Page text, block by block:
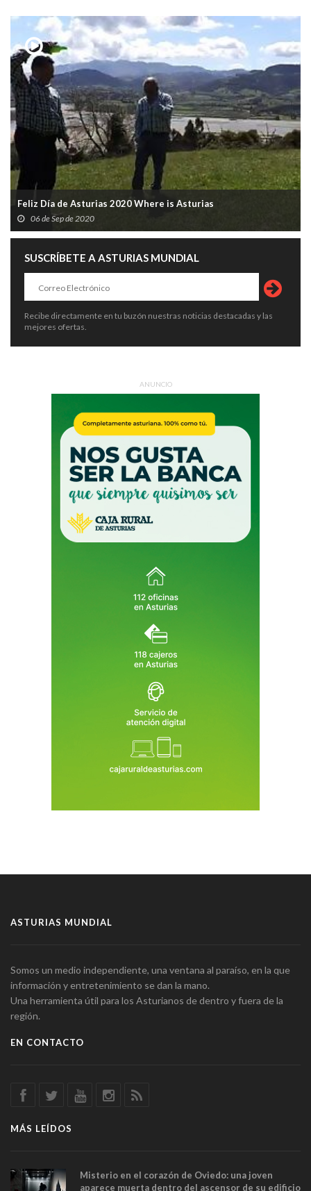
Feliz Día de Asturias 2020 Where is Asturias
06 de Sep de 2020
SUSCRÍBETE A ASTURIAS MUNDIAL
Recibe directamente en tu buzón nuestras noticias destacadas y las
mejores ofertas.
ANUNCIO
ASTURIAS MUNDIAL
Somos un medio independiente, una ventana al paraíso, en la que
información y entretenimiento se dan la mano.
Una herramienta útil para los Asturianos de dentro y fuera de la
región.
EN CONTACTO
MÁS LEÍDOS
Misterio en el corazón de Oviedo: una joven
aparece muerta dentro del ascensor de su edificio